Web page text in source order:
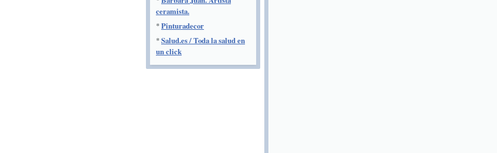
ceramista.
*Pinturadecor
*Salud.es / Toda la salud en
un click